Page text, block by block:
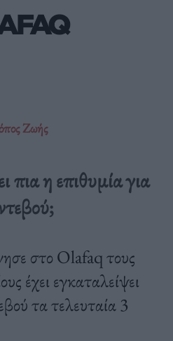
Ζωής
πια η επιθυμία για
στο Olafaq τους
έχει εγκαταλείψει
τα τελευταία 3